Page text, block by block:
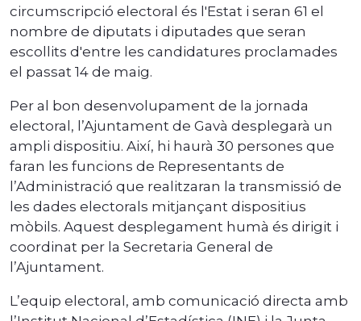
circumscripció electoral és l'Estat i seran 61 el
nombre de diputats i diputades que seran
escollits d'entre les candidatures proclamades
el passat 14 de maig.
Per al bon desenvolupament de la jornada
electoral, l’Ajuntament de Gavà desplegarà un
ampli dispositiu. Així, hi haurà 30 persones que
faran les funcions de Representants de
l’Administració que realitzaran la transmissió de
les dades electorals mitjançant dispositius
mòbils. Aquest desplegament humà és dirigit i
coordinat per la Secretaria General de
l’Ajuntament.
L’equip electoral, amb comunicació directa amb